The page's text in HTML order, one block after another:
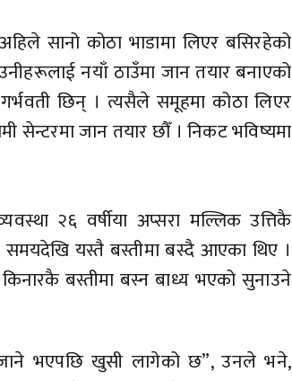
सानो कोठा भाडामा लिएर बसिरहेको
नयाँ ठाउँमा जान तयार बनाएको
गर्भवती छिन् । त्यसैले समूहमा कोठा लिएर
सेन्टरमा जान तयार छौँ । निकट भविष्यमा
२६ वर्षीया अप्सरा मल्लिक उत्तिकै
समयदेखि यस्तै बस्तीमा बस्दै आएका थिए ।
बस्तीमा बस्न बाध्य भएको सुनाउने
भएपछि खुसी लागेको छ”, उनले भने,